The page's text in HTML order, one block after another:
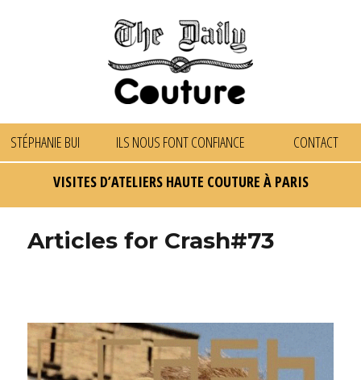
STÉPHANIE BUI ILS NOUS FONT CONFIANCE CONTACT
VISITES D’ATELIERS HAUTE COUTURE À PARIS
Articles for Crash#73